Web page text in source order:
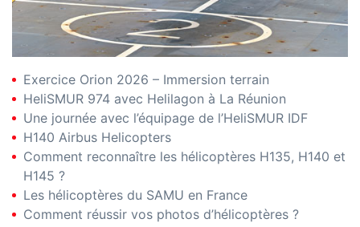
Exercice Orion 2026 – Immersion terrain
HeliSMUR 974 avec Helilagon à La Réunion
Une journée avec l’équipage de l’HeliSMUR IDF
H140 Airbus Helicopters
Comment reconnaître les hélicoptères H135, H140 et
H145 ?
Les hélicoptères du SAMU en France
Comment réussir vos photos d’hélicoptères ?